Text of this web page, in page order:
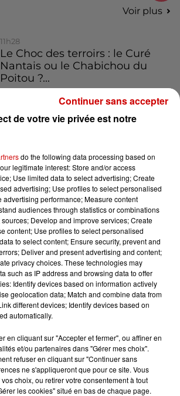
Voir plus
11h28
Le Choc des terroirs : le Curé
Nantais ou le Chabichou du
Poitou ?...
11h11
l’Ouest...
10h32
"Nous sommes passés à côté
d'un drame" : une voiture chute
sur la...
7h06
Soupçonné d'incendies en
Deux-Sèvres et en Maine-et-
Loire, un homme...
Voir plus
de votre vie privée est notre
do the following data processing based on
legitimate interest: Store and/or access
Use limited data to select advertising; Create
advertising; Use profiles to select personalised
advertising performance; Measure content
audiences through statistics or combinations
Develop and improve services; Create
content; Use profiles to select personalised
to select content; Ensure security, prevent and
Deliver and present advertising and content;
privacy choices. These technologies may
such as IP address and browsing data to offer
Identify devices based on information actively
geolocation data; Match and combine data from
different devices; Identify devices based on
automatically.
en cliquant sur "Accepter et fermer", ou affiner en
et/ou partenaires dans "Gérer mes choix".
refuser en cliquant sur "Continuer sans
ne s'appliqueront que pour ce site. Vous
choix, ou retirer votre consentement à tout
les cookies" situé en bas de chaque page.
Continuer sans accepter